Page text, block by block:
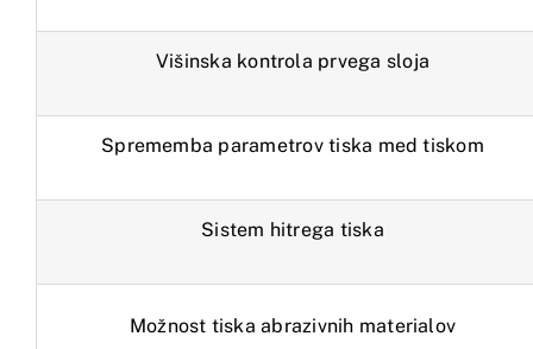
Višinska kontrola prvega sloja
Sprememba parametrov tiska med tiskom
Sistem hitrega tiska
Možnost tiska abrazivnih materialov